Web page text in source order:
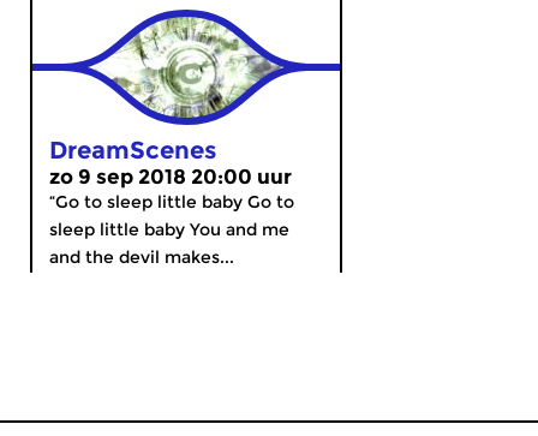
DreamScenes
zo 9 sep 2018 20:00 uur
“Go to sleep little baby Go to
sleep little baby You and me
and the devil makes...